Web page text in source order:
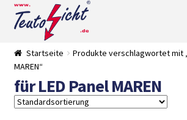
Zur
Navigation
springen
Springe
zum
Startseite
Produkte verschlagwortet mit
MAREN“
für LED Panel MAREN